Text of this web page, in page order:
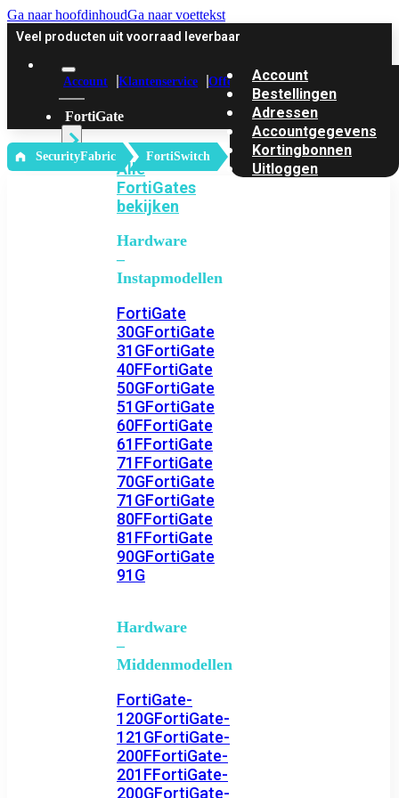
Ga naar hoofdinhoudGa naar voettekst
Veel producten uit voorraad leverbaar
Account Klantenservice Offerte
FortiGate
Alle
FortiGates
bekijken
Hardware
–
Instapmodellen
FortiGate
30GFortiGate
31GFortiGate
40FFortiGate
50GFortiGate
51GFortiGate
60FFortiGate
61FFortiGate
71FFortiGate
70GFortiGate
71GFortiGate
80FFortiGate
81FFortiGate
90GFortiGate
91G
Hardware
–
Middenmodellen
FortiGate-
120GFortiGate-
121GFortiGate-
200FFortiGate-
201FFortiGate-
200GFortiGate-
Account
Bestellingen
Adressen
Accountgegevens
Kortingbonnen
Uitloggen
‎ SecurityFabric FortiSwitch